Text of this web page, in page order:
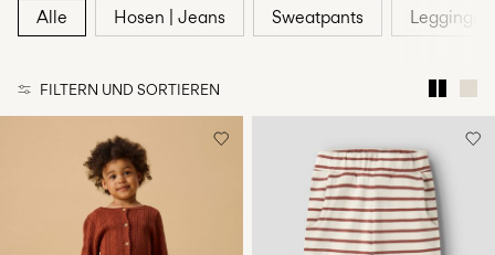
56-
Anmelden
Alle Hosen | Jeans Sweatpants Leggings
FILTERN UND SORTIEREN